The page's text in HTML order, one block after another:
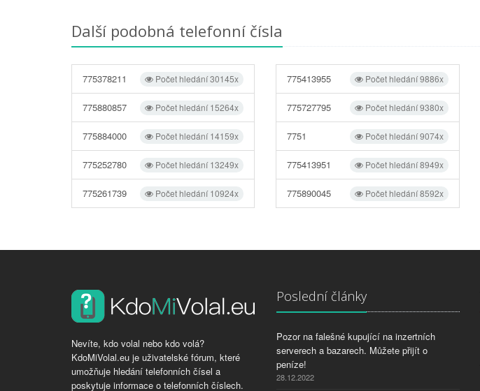
Další podobná telefonní čísla
Počet hledání 30145x
775378211
Počet hledání 15264x
775880857
Počet hledání 14159x
775884000
Počet hledání 13249x
775252780
Počet hledání 10924x
775261739
Počet hledání 9886x
775413955
Počet hledání 9380x
775727795
Počet hledání 9074x
7751
Počet hledání 8949x
775413951
Počet hledání 8592x
775890045
Nevíte, kdo volal nebo kdo volá?
KdoMiVolal.eu je uživatelské fórum, které
umožňuje hledání telefonních čísel a
poskytuje informace o telefonních číslech.
Poslední články
Pozor na falešné kupující na inzertních
serverech a bazarech. Můžete přijít o
peníze!
28.12.2022